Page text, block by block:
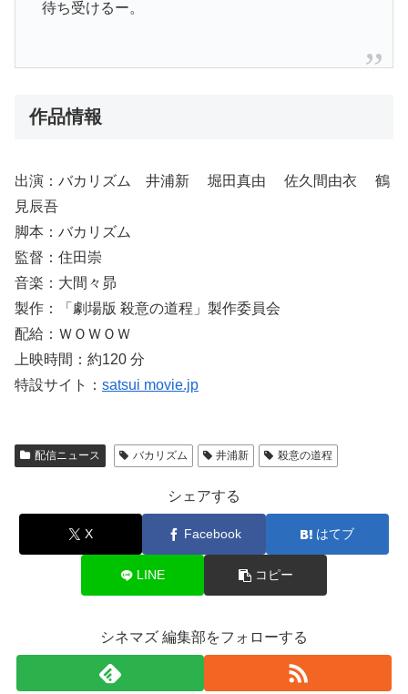
待ち受けるー。
作品情報
出演：バカリズム 井浦新 堀田真由 佐久間由衣 鶴
見辰吾
脚本：バカリズム
監督：住田崇
音楽：大間々昴
製作：「劇場版 殺意の道程」製作委員会
配給：ＷＯＷＯＷ
上映時間：約120 分
特設サイト： satsui movie.jp
配信ニュース バカリズム 井浦新 殺意の道程
シェアする
X Facebook はてブ
LINE コピー
シネマズ 編集部をフォローする